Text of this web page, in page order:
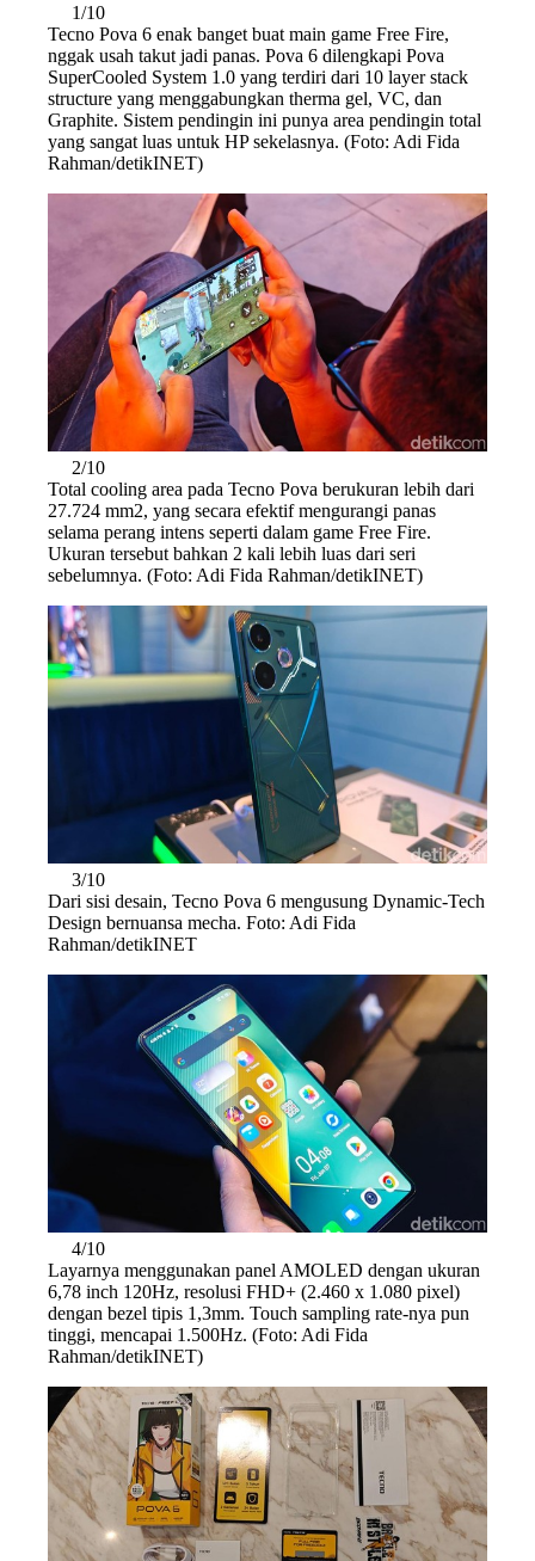
1/10
Tecno Pova 6 enak banget buat main game Free Fire,
nggak usah takut jadi panas. Pova 6 dilengkapi Pova
SuperCooled System 1.0 yang terdiri dari 10 layer stack
structure yang menggabungkan therma gel, VC, dan
Graphite. Sistem pendingin ini punya area pendingin total
yang sangat luas untuk HP sekelasnya. (Foto: Adi Fida
Rahman/detikINET)
2/10
Total cooling area pada Tecno Pova berukuran lebih dari
27.724 mm2, yang secara efektif mengurangi panas
selama perang intens seperti dalam game Free Fire.
Ukuran tersebut bahkan 2 kali lebih luas dari seri
sebelumnya. (Foto: Adi Fida Rahman/detikINET)
3/10
Dari sisi desain, Tecno Pova 6 mengusung Dynamic-Tech
Design bernuansa mecha. Foto: Adi Fida
Rahman/detikINET
4/10
Layarnya menggunakan panel AMOLED dengan ukuran
6,78 inch 120Hz, resolusi FHD+ (2.460 x 1.080 pixel)
dengan bezel tipis 1,3mm. Touch sampling rate-nya pun
tinggi, mencapai 1.500Hz. (Foto: Adi Fida
Rahman/detikINET)